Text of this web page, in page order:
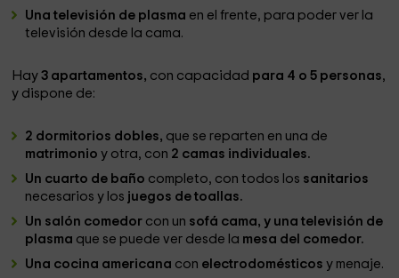
Una televisión de plasma en el frente, para poder ver la
televisión desde la cama.
Hay 3 apartamentos, con capacidad para 4 o 5 personas,
y dispone de:
2 dormitorios dobles, que se reparten en una de
matrimonioy otra, con 2 camas individuales.
Un cuarto de baño completo, con todos los sanitarios
necesarios y los juegos de toallas.
Un salón comedor con un sofá cama, y una televisión de
plasma que se puede ver desde la mesa del comedor.
Una cocina americana con electrodomésticosy menaje.